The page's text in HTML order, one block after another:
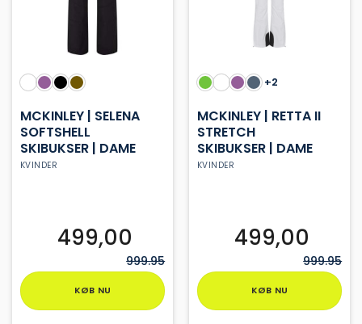
KVINDER
MCKINLEY | SELENA
SOFTSHELL
SKIBUKSER | DAME
KØB NU
999.95
499,00
+2
KVINDER
MCKINLEY | RETTA II
STRETCH
SKIBUKSER | DAME
KØB NU
999.95
499,00